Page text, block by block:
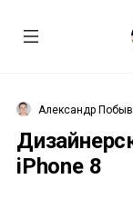
Александр
iPhone 8